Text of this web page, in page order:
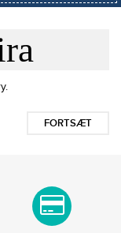
FORTSÆT